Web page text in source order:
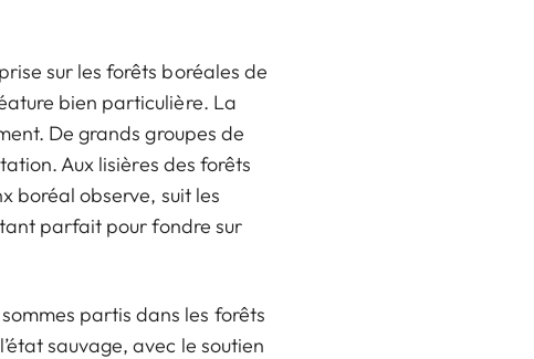
sur les forêts boréales de
bien particulière. La
De grands groupes de
Aux lisières des forêts
boréal observe, suit les
parfait pour fondre sur
partis dans les forêts
sauvage, avec le soutien